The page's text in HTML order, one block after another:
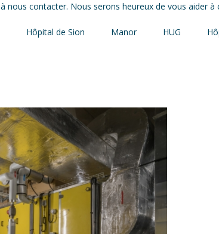
à nous contacter. Nous serons heureux de vous aider à
Hôpital cantonal de Fribourg La Tour